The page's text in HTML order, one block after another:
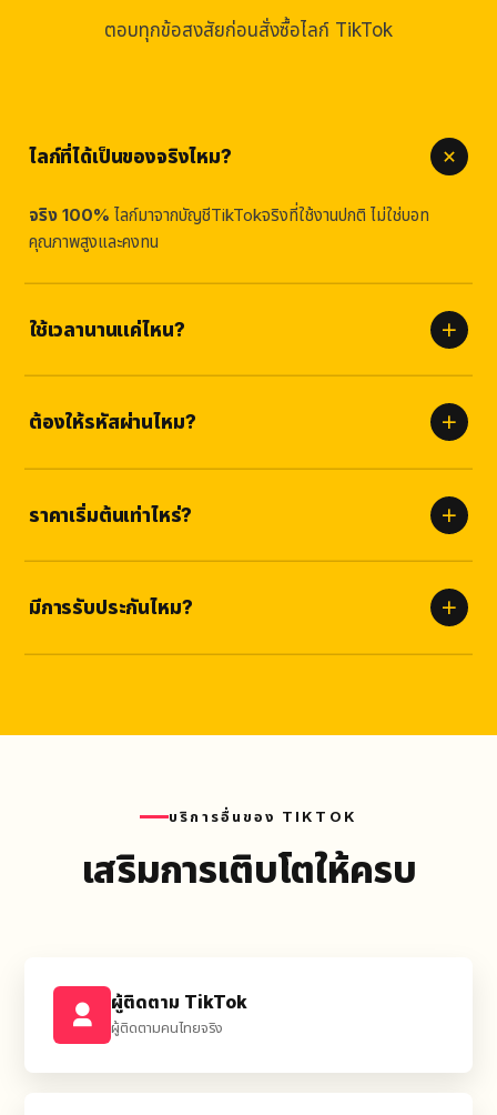
ตอบทุกข้อสงสัยก่อนสั่งซื้อไลก์ TikTok
ไลก์ที่ได้เป็นของจริงไหม?
จริง 100% ไลก์มาจากบัญชีTikTokจริงที่ใช้งานปกติ ไม่ใช่บอท
คุณภาพสูงและคงทน
ใช้เวลานานแค่ไหน?
ธรรมชาติและปลอดภัย
ต้องให้รหัสผ่านไหม?
ปลอดภัยสูง
ราคาเริ่มต้นเท่าไหร่?
คุณได้เลย
มีการรับประกันไหม?
บริการอื่นของ TIKTOK
เสริมการเติบโตให้ครบ
ผู้ติดตาม TikTok
ผู้ติดตามคนไทยจริง